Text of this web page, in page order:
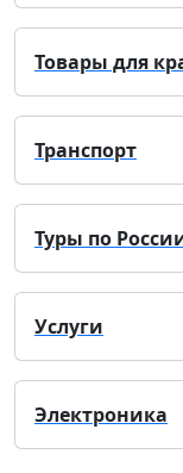
Товары для
Транспорт
Туры по
Услуги
Электроника